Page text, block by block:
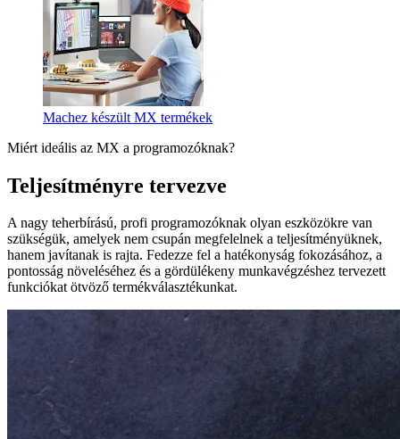
Machez készült MX termékek
Miért ideális az MX a programozóknak?
Teljesítményre tervezve
A nagy teherbírású, profi programozóknak olyan eszközökre van
szükségük, amelyek nem csupán megfelelnek a teljesítményüknek,
hanem javítanak is rajta. Fedezze fel a hatékonyság fokozásához, a
pontosság növeléséhez és a gördülékeny munkavégzéshez tervezett
funkciókat ötvöző termékválasztékunkat.